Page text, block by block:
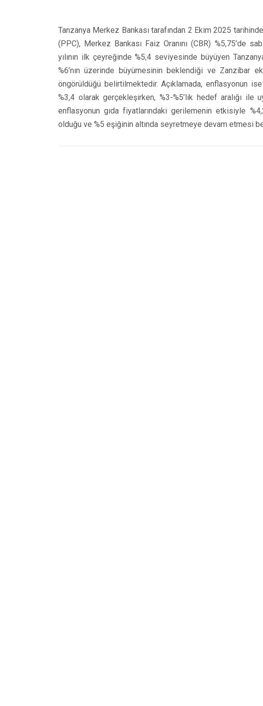
Tanzanya Merkez Bankası tarafından 2 Ekim 2025
(PPC), Merkez Bankası Faiz Oranını (CBR) %5,75’de
yılının ilk çeyreğinde %5,4 seviyesinde büyüyen
%6’nın üzerinde büyümesinin beklendiği ve Zanzibar
öngörüldüğü belirtilmektedir. Açıklamada, enflasyonun
%3,4 olarak gerçekleşirken, %3-%5’lik hedef aralığı ile
enflasyonun gıda fiyatlarındaki gerilemenin etkisiyle
olduğu ve %5 eşiğinin altında seyretmeye devam etmesi